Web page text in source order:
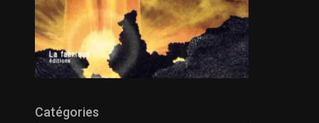
Catégories